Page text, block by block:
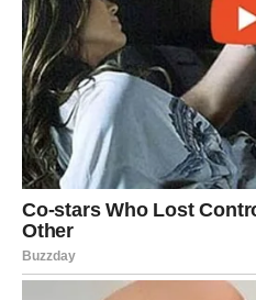
istina uvijek pronađe put do
pokušavamo pobjeći od nje.